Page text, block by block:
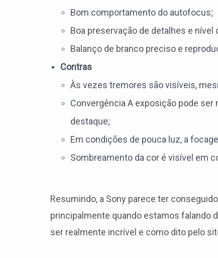
Bom comportamento do autofocus;
Boa preservação de detalhes e nível
Balanço de branco preciso e
Contras
Às vezes tremores são visíveis,
Convergência A exposição pode
destaque;
Em condições de pouca luz, a
Sombreamento da cor é visível em
Resumindo, a Sony parece ter
principalmente quando estamos falando
ser realmente incrível e como dito pelo